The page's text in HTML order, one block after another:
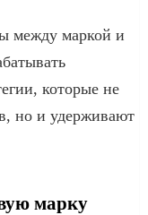
между маркой и
которые не
но и удерживают
марку